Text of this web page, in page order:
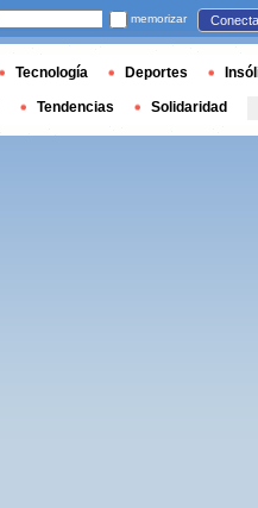
memorizar
Tecnología Deportes
Tendencias Solidaridad